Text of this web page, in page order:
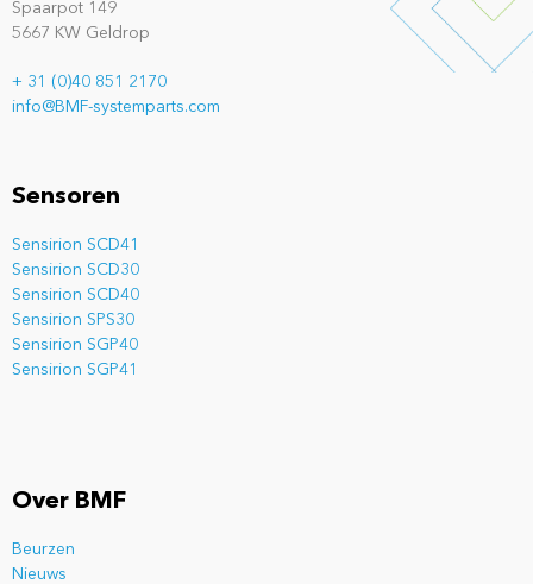
Spaarpot 149
5667 KW Geldrop
+ 31 (0)40 851 2170
info@BMF-systemparts.com
Sensoren
Sensirion SCD41
Sensirion SCD30
Sensirion SCD40
Sensirion SPS30
Sensirion SGP40
Sensirion SGP41
Over BMF
Beurzen
Nieuws